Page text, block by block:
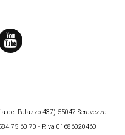
del Palazzo 437) 55047 Seravezza
75 60 70 - P.Iva 01686020460